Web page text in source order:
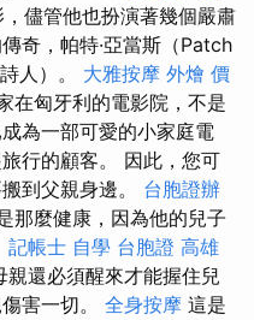
儘管他也扮演著幾個嚴肅
奇，帕特·亞當斯（Patch
人）。 大雅按摩 外燴 價
在匈牙利的電影院，不是
為一部可愛的小家庭電
行的顧客。 因此，您可
到父親身邊。 台胞證辦
那麼健康，因為他的兒子
記帳士 自學 台胞證 高雄
親還必須醒來才能握住兒
害一切。 全身按摩 這是